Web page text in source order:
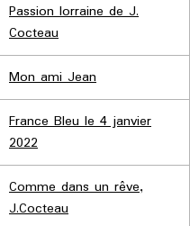
Passion lorraine de J.
Cocteau
Mon ami Jean
France Bleu le 4 janvier
2022
Comme dans un rêve,
J.Cocteau